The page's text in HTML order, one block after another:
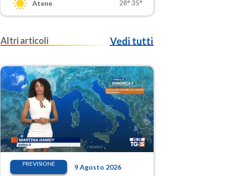
Atene 28° 35°
Altri articoli Vedi tutti
PREVISIONE 9 Agosto 2026